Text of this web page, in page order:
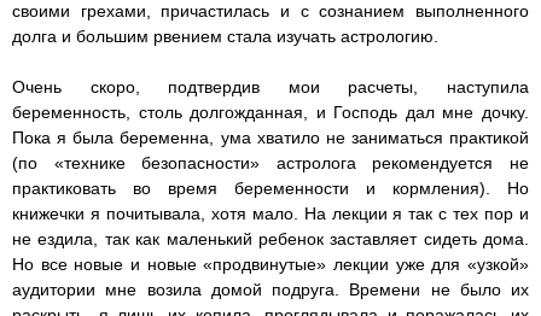
своими грехами, причастилась и с сознанием выполненного
долга и большим рвением стала изучать астрологию.
Очень скоро, подтвердив мои расчеты, наступила
беременность, столь долгожданная, и Господь дал мне дочку.
Пока я была беременна, ума хватило не заниматься практикой
(по «технике безопасности» астролога рекомендуется не
практиковать во время беременности и кормления). Но
книжечки я почитывала, хотя мало. На лекции я так с тех пор и
не ездила, так как маленький ребенок заставляет сидеть дома.
Но все новые и новые «продвинутые» лекции уже для «узкой»
аудитории мне возила домой подруга. Времени не было их